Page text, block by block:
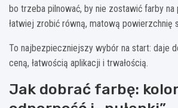
bo trzeba pilnować, by nie zostawić farby na
łatwiej zrobić równą, matową powierzchnię
To najbezpieczniejszy wybór na start: daje
ceną, łatwością aplikacji i trwałością.
Jak dobrać farbę: